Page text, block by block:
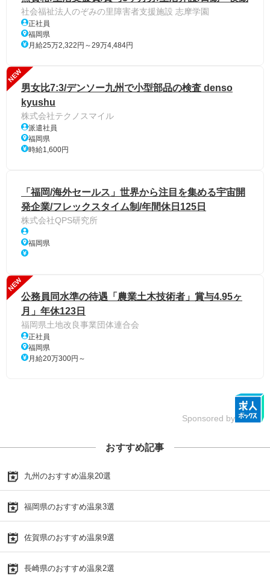
社会福祉法人のぞみの里障害者支援施設 志摩学園
正社員
福岡県
月給25万2,322円～29万4,484円
NEW
男女比7:3/デンソー九州で小型部品の検査 denso
kyushu
株式会社テクノスマイル
派遣社員
福岡県
時給1,600円
「福岡/海外セールス」世界から注目を集める宇宙開
発企業/フレックスタイム制/年間休日125日
株式会社QPS研究所
福岡県
NEW
公務員同水準の待遇「農業土木技術者」賞与4.95ヶ
月」年休123日
福岡県土地改良事業団体連合会
正社員
福岡県
月給20万300円～
Sponsored by
おすすめ記事
九州のおすすめ温泉20選
福岡県のおすすめ温泉3選
佐賀県のおすすめ温泉9選
長崎県のおすすめ温泉2選